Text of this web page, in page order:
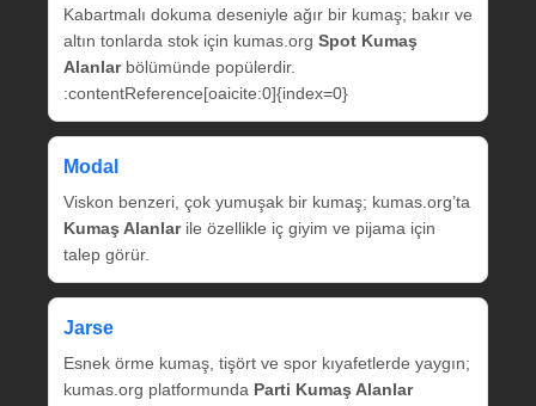
Kabartmalı dokuma deseniyle ağır bir kumaş; bakır ve
altın tonlarda stok için kumas.org Spot Kumaş
Alanlarbölümünde popülerdir.
:contentReference[oaicite:0]{index=0}
Modal
Viskon benzeri, çok yumuşak bir kumaş; kumas.org’ta
Kumaş Alanlarile özellikle iç giyim ve pijama için
talep görür.
Jarse
Esnek örme kumaş, tişört ve spor kıyafetlerde yaygın;
kumas.org platformunda Parti Kumaş Alanlar